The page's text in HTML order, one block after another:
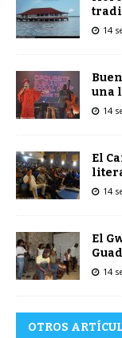
14
una
14
El
14
El
14
OTROS